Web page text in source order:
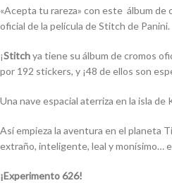
«Acepta tu rareza» con este álbum de
oficial de la película de Stitch de Panini.
¡Stitchya tiene su álbum de cromos
por 192 stickers, y ¡48 de ellos son
Una nave espacial aterriza en la isla de
Así empieza la aventura en el planeta
extraño, inteligente, leal y monísimo…
¡Experimento 626!